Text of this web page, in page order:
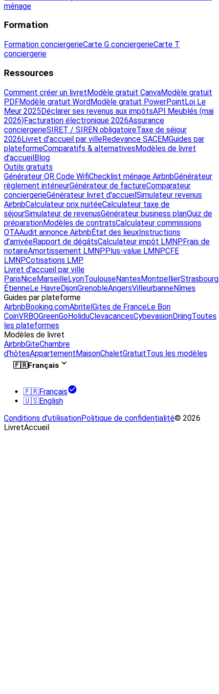
ménage
Formation
Formation conciergerieCarte G conciergerieCarte T
conciergerie
Ressources
Comment créer un livretModèle gratuit CanvaModèle gratuit
PDFModèle gratuit WordModèle gratuit PowerPointLoi Le
Meur 2025Déclarer ses revenus aux impôtsAPI Meublés (mai
2026)Facturation électronique 2026Assurance
conciergerieSIRET / SIREN obligatoireTaxe de séjour
2026Livret d'accueil par villeRedevance SACEMGuides par
plateformeComparatifs & alternativesModèles de livret
d'accueilBlog
Outils gratuits
Générateur QR Code WifiChecklist ménage AirbnbGénérateur
règlement intérieurGénérateur de factureComparateur
conciergerieGénérateur livret d'accueilSimulateur revenus
AirbnbCalculateur prix nuitéeCalculateur taxe de
séjourSimulateur de revenusGénérateur business planQuiz de
préparationModèles de contratsCalculateur commissions
OTAAudit annonce AirbnbÉtat des lieuxInstructions
d'arrivéeRapport de dégâtsCalculateur impôt LMNPFrais de
notaireAmortissement LMNPPlus-value LMNPCFE
LMNPCotisations LMP
Livret d'accueil par ville
ParisNiceMarseilleLyonToulouseNantesMontpellierStrasbourg
ÉtienneLe HavreDijonGrenobleAngersVilleurbanneNîmes
Guides par plateforme
AirbnbBooking.comAbritelGites de FranceLe Bon
CoinVRBOGreenGoHoliduClevacancesCybevasionDriingToutes
les plateformes
Modèles de livret
AirbnbGiteChambre
d'hôtesAppartementMaisonChaletGratuitTous les modèles
🇫🇷Français
🇫🇷Français
🇺🇸English
Conditions d'utilisationPolitique de confidentialité© 2026
LivretAccueil